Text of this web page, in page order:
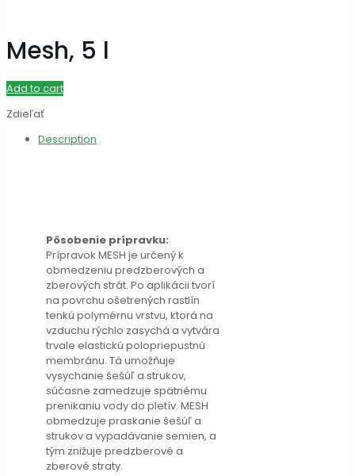
Mesh, 5 l
Add to cart
Zdieľať
Description
Pôsobenie prípravku:
Prípravok MESH je určený k
obmedzeniu predzberových a
zberových strát. Po aplikácii tvorí
na povrchu ošetrených rastlín
tenkú polymérnu vrstvu, ktorá na
vzduchu rýchlo zasychá a vytvára
trvale elastickú polopriepustnú
membránu. Tá umožňuje
vysychanie šešúľ a strukov,
súčasne zamedzuje spätnému
prenikaniu vody do pletív. MESH
obmedzuje praskanie šešúľ a
strukov a vypadávanie semien, a
tým znižuje predzberové a
zberové straty.